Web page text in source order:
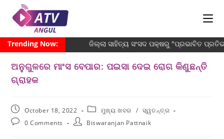
Trending Now: ଜିଲ୍ଲା ସାହିତ୍ୟ ସଂସଦ ପକ୍ଷରୁ "ପ୍ରଭାବିତ
ଅନୁଗୁଳରେ ମାଂସ ବେପାର: ପଇସା ଦେଇ ରୋଗ କିଣୁଛନ୍ତି
ଗ୍ରାହକ
October 18, 2022 ମୁଖ୍ୟ ଖବର / ସ୍ୱତନ୍ତ୍ର
0 Comments
Biswaranjan Pattnaik